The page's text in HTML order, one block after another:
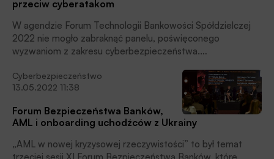
przeciw cyberatakom
W agendzie Forum Technologii Bankowości Spółdzielczej
2022 nie mogło zabraknąć panelu, poświęconego
wyzwaniom z zakresu cyberbezpieczeństwa.
transakcyjnych w czasie pandemii uaktywniło wszak grupy
cyberprzestępców, a sytuacja za wschodnią granicą dodała
nowe zagrożenia. Jak przeciwdziałać atakom w sieci, i w
jaki sposób uchronić przed nimi nie tylko same banki, ale
przede wszystkim ich klientów – o tym dyskutowano
podczas ostatniej sesji Forum.
Cyberbezpieczeństwo
13.05.2022 11:38
Forum Bezpieczeństwa Banków,
AML i onboarding uchodźców z Ukrainy
„AML w nowej kryzysowej rzeczywistości” to był temat